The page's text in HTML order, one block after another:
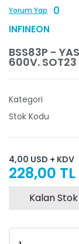
Yorum Yap 0
INFINEON
BSS83P -
600V. SOT23
Kategori
Stok Kodu
4,00 USD + KDV
228,00 TL
Kalan Stok